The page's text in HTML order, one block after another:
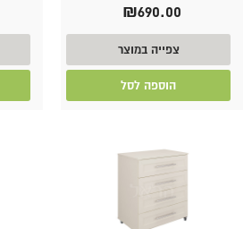
₪690.00
צפייה במוצר
הוספה לסל